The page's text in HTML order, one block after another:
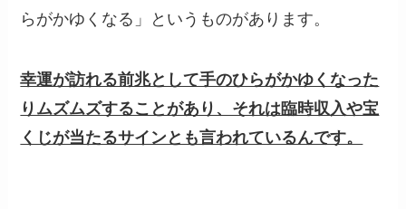
らがかゆくなる」というものがあります。
幸運が訪れる前兆として手のひらがかゆくなった
りムズムズすることがあり、それは臨時収入や宝
くじが当たるサインとも言われているんです。